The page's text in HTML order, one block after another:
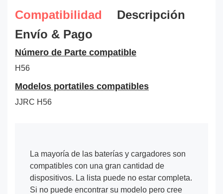
Compatibilidad
Descripción
Envío & Pago
Número de Parte compatible
H56
Modelos portatiles compatibles
JJRC H56
La mayoría de las baterías y cargadores son
compatibles con una gran cantidad de
dispositivos. La lista puede no estar completa.
Si no puede encontrar su modelo pero cree